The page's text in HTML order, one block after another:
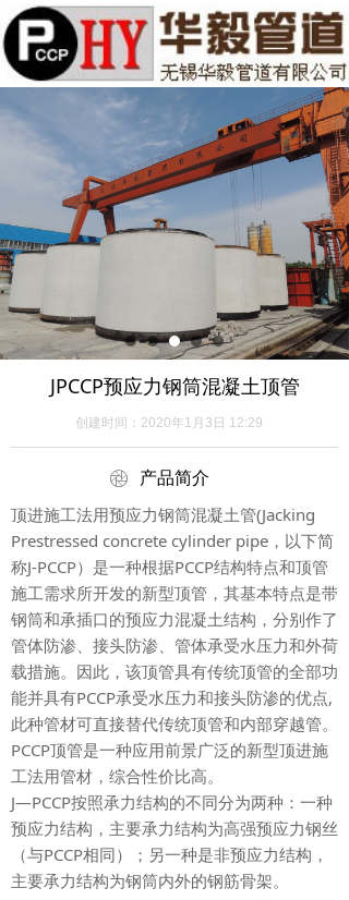
JPCCP预应力钢筒混凝土顶管
产品简介
创建时间： 2020年1月3日 12:29
顶进施工法用预应力钢筒混凝土管(Jacking
Prestressed concrete cylinder pipe，以下简
称J-PCCP）是一种根据PCCP结构特点和顶管
施工需求所开发的新型顶管，其基本特点是带
钢筒和承插口的预应力混凝土结构，分别作了
管体防渗、接头防渗、管体承受水压力和外荷
载措施。因此，该顶管具有传统顶管的全部功
能并具有PCCP承受水压力和接头防渗的优点,
此种管材可直接替代传统顶管和内部穿越管。
PCCP顶管是一种应用前景广泛的新型顶进施
工法用管材，综合性价比高。
J—PCCP按照承力结构的不同分为两种：一种
预应力结构，主要承力结构为高强预应力钢丝
（与PCCP相同）；另一种是非预应力结构，
主要承力结构为钢筒内外的钢筋骨架。
ꁵ